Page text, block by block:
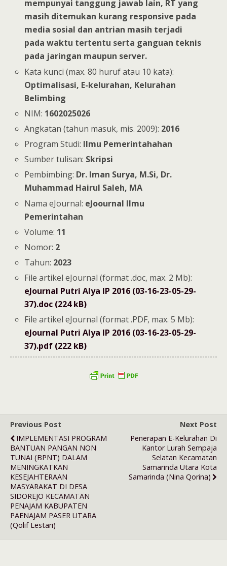
mempunyai tanggung jawab lain, RT yang
masih ditemukan kurang responsive pada
media sosial dan antrian masih terjadi
pada waktu tertentu serta ganguan teknis
pada jaringan maupun server.
Kata kunci (max. 80 huruf atau 10 kata):
Optimalisasi, E-kelurahan, Kelurahan
Belimbing
NIM: 1602025026
Angkatan (tahun masuk, mis. 2009): 2016
Program Studi: Ilmu Pemerintahahan
Sumber tulisan: Skripsi
Pembimbing: Dr. Iman Surya, M.Si, Dr.
Muhammad Hairul Saleh, MA
Nama eJournal: eJoournal Ilmu
Pemerintahan
Volume: 11
Nomor: 2
Tahun: 2023
File artikel eJournal (format .doc, max. 2 Mb):
eJournal Putri Alya IP 2016 (03-16-23-05-29-
37).doc (224 kB)
File artikel eJournal (format .PDF, max. 5 Mb):
eJournal Putri Alya IP 2016 (03-16-23-05-29-
37).pdf (222 kB)
Previous Post
IMPLEMENTASI PROGRAM
BANTUAN PANGAN NON
TUNAI (BPNT) DALAM
MENINGKATKAN
KESEJAHTERAAN
MASYARAKAT DI DESA
SIDOREJO KECAMATAN
PENAJAM KABUPATEN
PAENAJAM PASER UTARA
(Qolif Lestari)
Next Post
Penerapan E-Kelurahan Di
Kantor Lurah Sempaja
Selatan Kecamatan
Samarinda Utara Kota
Samarinda (Nina Qorina)